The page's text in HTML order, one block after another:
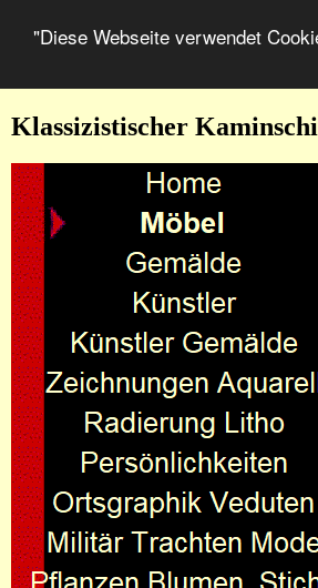
"Diese Webseite verwendet
Klassizistischer